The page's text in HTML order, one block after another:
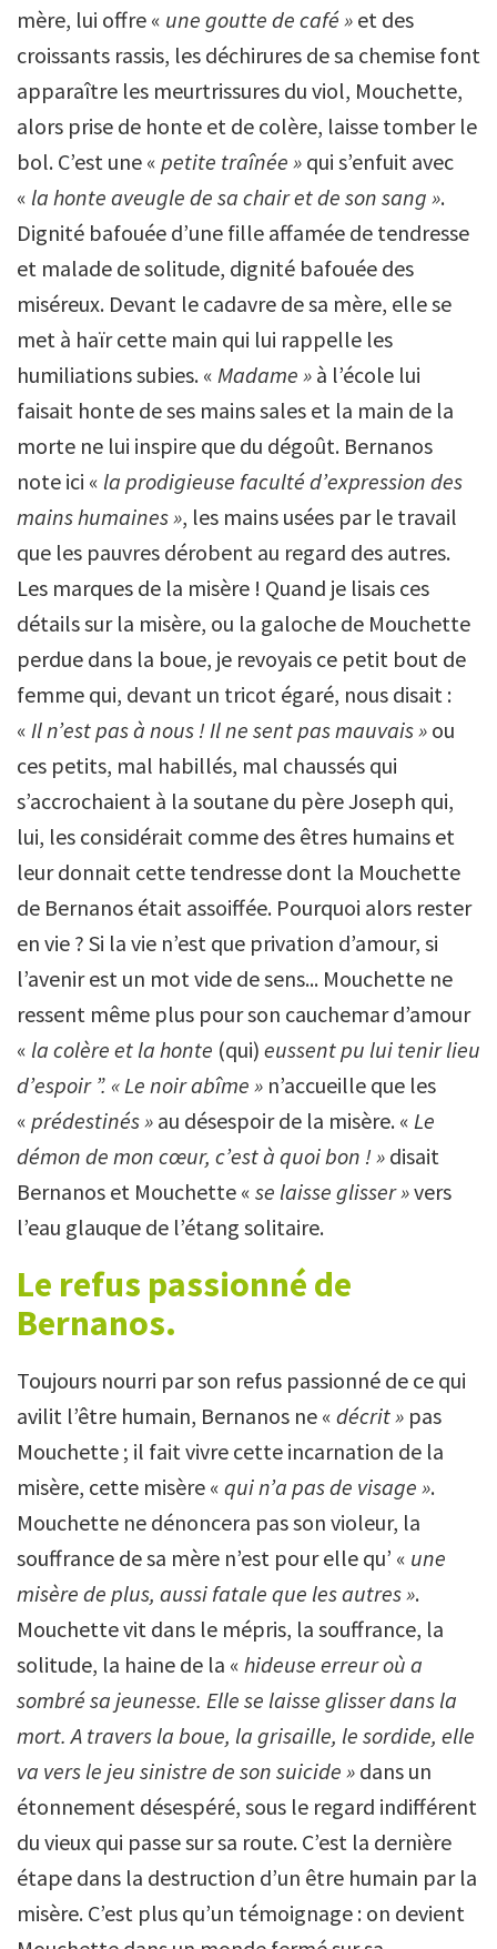
mère, lui offre « une goutte de café » et des
croissants rassis, les déchirures de sa chemise font
apparaître les meurtrissures du viol, Mouchette,
alors prise de honte et de colère, laisse tomber le
bol. C’est une « petite traînée » qui s’enfuit avec
« la honte aveugle de sa chair et de son sang ».
Dignité bafouée d’une fille affamée de tendresse
et malade de solitude, dignité bafouée des
miséreux. Devant le cadavre de sa mère, elle se
met à haïr cette main qui lui rappelle les
humiliations subies. « Madame » à l’école lui
faisait honte de ses mains sales et la main de la
morte ne lui inspire que du dégoût. Bernanos
note ici « la prodigieuse faculté d’expression des
mains humaines », les mains usées par le travail
que les pauvres dérobent au regard des autres.
Les marques de la misère ! Quand je lisais ces
détails sur la misère, ou la galoche de Mouchette
perdue dans la boue, je revoyais ce petit bout de
femme qui, devant un tricot égaré, nous disait :
« Il n’est pas à nous ! Il ne sent pas mauvais » ou
ces petits, mal habillés, mal chaussés qui
s’accrochaient à la soutane du père Joseph qui,
lui, les considérait comme des êtres humains et
leur donnait cette tendresse dont la Mouchette
de Bernanos était assoiffée. Pourquoi alors rester
en vie ? Si la vie n’est que privation d’amour, si
l’avenir est un mot vide de sens... Mouchette ne
ressent même plus pour son cauchemar d’amour
« la colère et la honte (qui) eussent pu lui tenir lieu
d’espoir ”. « Le noir abîme » n’accueille que les
« prédestinés » au désespoir de la misère. « Le
démon de mon cœur, c’est à quoi bon ! » disait
Bernanos et Mouchette « se laisse glisser »vers
l’eau glauque de l’étang solitaire.
Le refus passionné de
Bernanos.
Toujours nourri par son refus passionné de ce qui
avilit l’être humain, Bernanos ne « décrit » pas
Mouchette ; il fait vivre cette incarnation de la
misère, cette misère « qui n’a pas de visage ».
Mouchette ne dénoncera pas son violeur, la
souffrance de sa mère n’est pour elle qu’ « une
misère de plus, aussi fatale que les autres ».
Mouchette vit dans le mépris, la souffrance, la
solitude, la haine de la « hideuse erreur où a
sombré sa jeunesse. Elle se laisse glisser dans la
mort. A travers la boue, la grisaille, le sordide, elle
va vers le jeu sinistre de son suicide » dans un
étonnement désespéré, sous le regard indifférent
du vieux qui passe sur sa route. C’est la dernière
étape dans la destruction d’un être humain par la
misère. C’est plus qu’un témoignage : on devient